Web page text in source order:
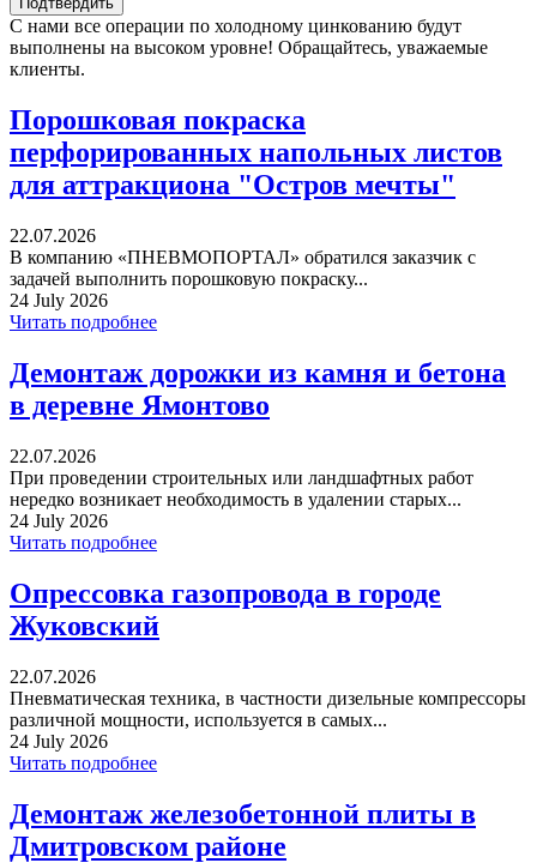
С нами все операции по холодному цинкованию будут
выполнены на высоком уровне! Обращайтесь, уважаемые
клиенты.
Порошковая покраска
перфорированных напольных листов
для аттракциона "Остров мечты"
22.07.2026
В компанию «ПНЕВМОПОРТАЛ» обратился заказчик с
задачей выполнить порошковую покраску...
24 July 2026
Читать подробнее
Демонтаж дорожки из камня и бетона
в деревне Ямонтово
22.07.2026
При проведении строительных или ландшафтных работ
нередко возникает необходимость в удалении старых...
24 July 2026
Читать подробнее
Опрессовка газопровода в городе
Жуковский
22.07.2026
Пневматическая техника, в частности дизельные компрессоры
различной мощности, используется в самых...
24 July 2026
Читать подробнее
Демонтаж железобетонной плиты в
Дмитровском районе